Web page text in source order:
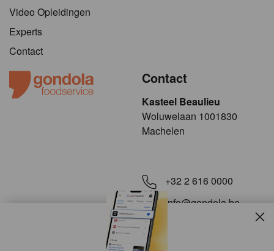
Video Opleidingen
Experts
Contact
Contact
Kasteel Beaulieu
​​​Woluwelaan 1001830
Machelen
+32 2 616 0000
info@gondola.be
Volg ons op